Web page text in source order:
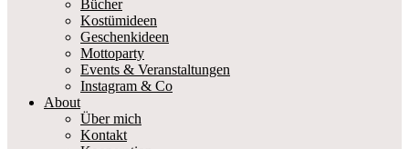
Bücher
Kostümideen
Geschenkideen
Mottoparty
Events & Veranstaltungen
Instagram & Co
About
Über mich
Kontakt